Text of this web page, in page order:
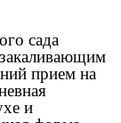
сада
прием на
и